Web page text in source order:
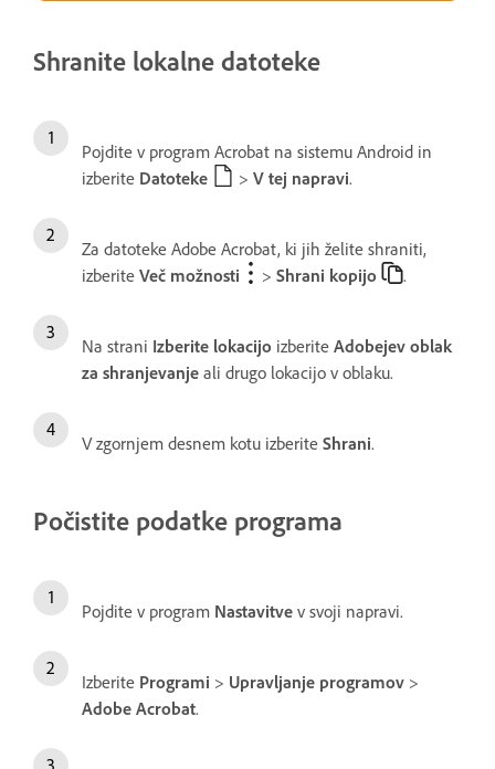
Shranite lokalne datoteke
Pojdite v program Acrobat na sistemu Android in
izberite Datoteke > V tej napravi.
Za datoteke Adobe Acrobat, ki jih želite shraniti,
izberite Več možnosti > Shrani kopijo .
Na strani Izberite lokacijo izberite Adobejev oblak
za shranjevanje ali drugo lokacijo v oblaku.
V zgornjem desnem kotu izberite Shrani.
Počistite podatke programa
Pojdite v program Nastavitve v svoji napravi.
Izberite Programi > Upravljanje programov >
Adobe Acrobat.